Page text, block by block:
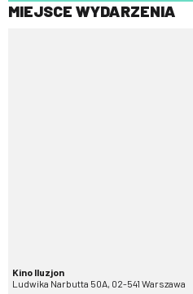
MIEJSCE WYDARZENIA
Kino Iluzjon
Ludwika Narbutta 50A, 02-541 Warszawa